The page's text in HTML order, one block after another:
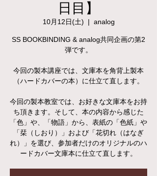
日目】
10月12日(土)
  |
analog
SS BOOKBINDING & analog共同企画の第2
弾です。
今回の製本講座では、文庫本を角背上製本
（ハードカバーの本）に仕立て直します。
今回の製本教室では、お好きな文庫本をお持
ち頂きます。そして、本の内容から感じた
「色」や、「物語」から、表紙の「色紙」や
「栞（しおり）」および「花切れ（はなぎ
れ）」を選び、参加者だけのオリジナルのハ
ードカバー文庫本に仕立て直します。